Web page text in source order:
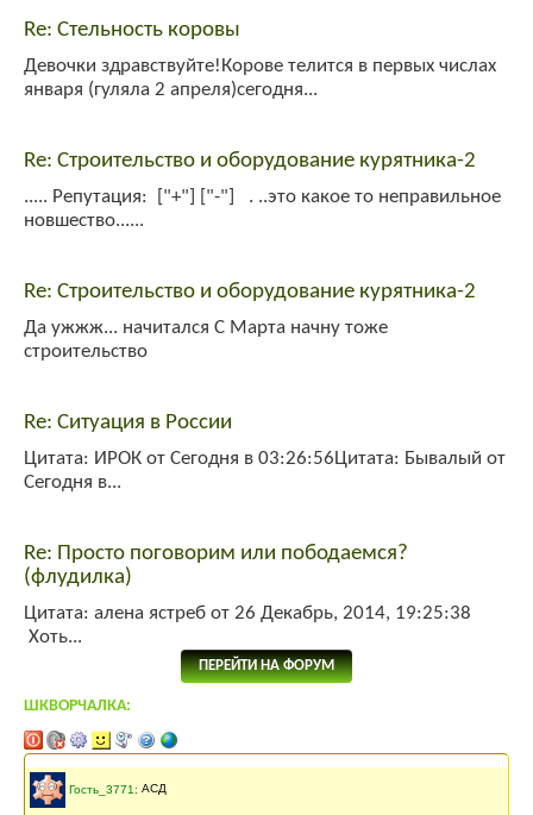
Re: Стельность коровы
Девочки здравствуйте!Корове телится в первых числах
января (гуляла 2 апреля)сегодня...
Re: Строительство и оборудование курятника-2
..... Репутация: ["+"] ["-"] . ..это какое то неправильное
новшество......
Re: Строительство и оборудование курятника-2
Да ужжж... начитался С Марта начну тоже
строительство
Re: Ситуация в России
Цитата: ИРОК от Сегодня в 03:26:56Цитата: Бывалый от
Сегодня в...
Re: Просто поговорим или пободаемся?
(флудилка)
Цитата: алена ястреб от 26 Декабрь, 2014, 19:25:38
Хоть...
ПЕРЕЙТИ НА ФОРУМ
ШКВОРЧАЛКА:
Гость_3771 : АСД